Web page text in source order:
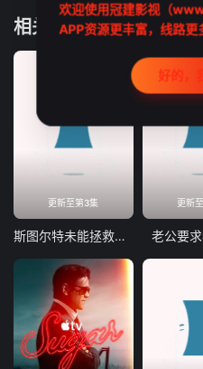
相关推荐
更新至第3集
斯图尔特未能拯救宇宙
更新
老公要
欢迎使用冠建影视（
APP资源更丰富，线路更
好的，